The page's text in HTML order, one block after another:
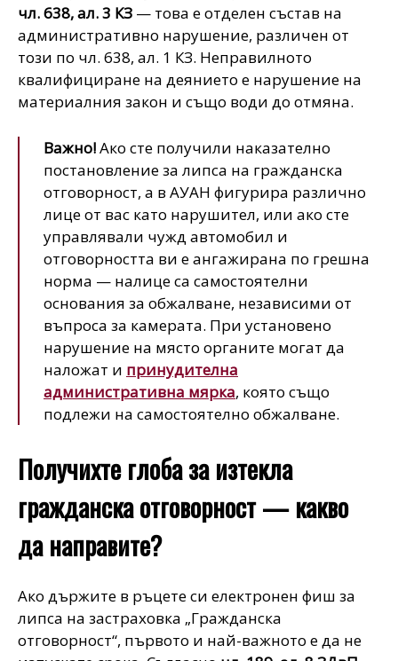
чл. 638, ал. 3 КЗ — това е отделен състав на
административно нарушение, различен от
този по чл. 638, ал. 1 КЗ. Неправилното
квалифициране на деянието е нарушение на
материалния закон и също води до отмяна.
Важно!Ако сте получили наказателно
постановление за липса на гражданска
отговорност, а в АУАН фигурира различно
лице от вас като нарушител, или ако сте
управлявали чужд автомобил и
отговорността ви е ангажирана по грешна
норма — налице са самостоятелни
основания за обжалване, независими от
въпроса за камерата. При установено
нарушение на място органите могат да
наложат и принудителна
административна мярка, която също
подлежи на самостоятелно обжалване.
Получихте глоба за изтекла
гражданска отговорност — какво
да направите?
Ако държите в ръцете си електронен фиш за
липса на застраховка „Гражданска
отговорност“, първото и най-важното е да не